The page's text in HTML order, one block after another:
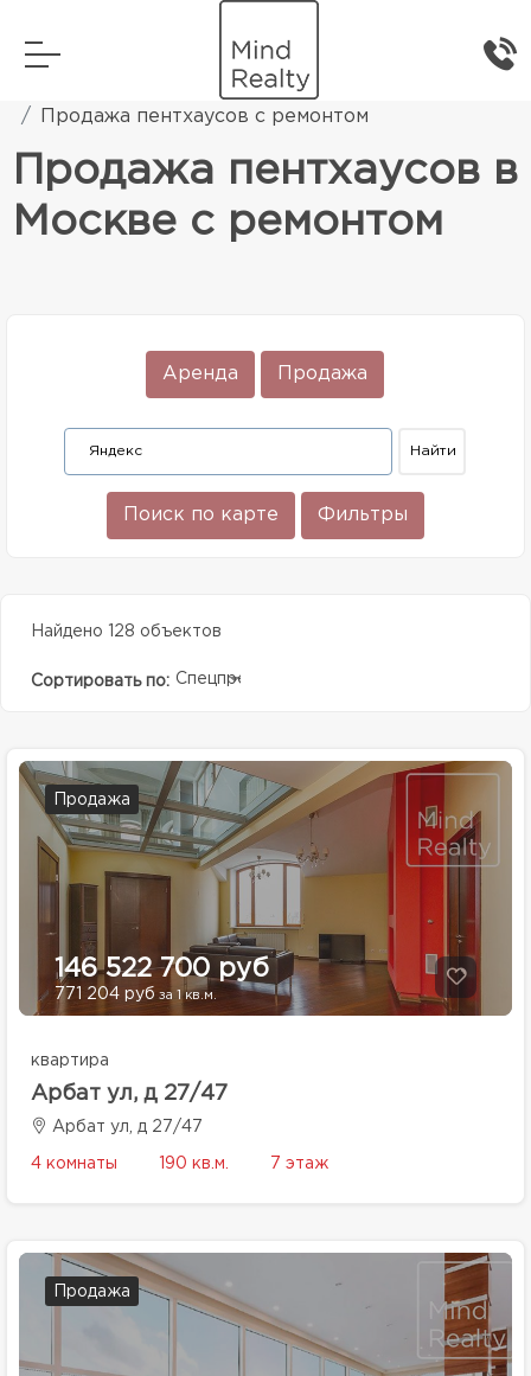
Элитная жилая недвижимость
Продажа пентхаусов с ремонтом
Продажа пентхаусов в
Москве с ремонтом
Аренда Продажа
Поиск по карте Фильтры
Найдено 128 объектов
Сортировать по: Спецпредолжение
Продажа
146 522 700 руб
771 204 руб за 1 кв.м.
квартира
Арбат ул, д 27/47
Арбат ул, д 27/47
4 комнаты 190 кв.м. 7 этаж
Продажа